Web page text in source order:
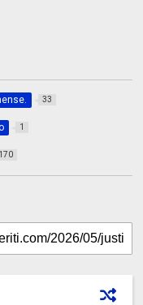
33
1